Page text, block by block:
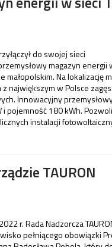
do swojej sieci
magazyn energii
Na lokalizację
z największym w Polsce
Innowacyjny
i pojemność 180 kWh.
instalacji
TAURON
r. Rada Nadzorcza
pełniącego obowiązki